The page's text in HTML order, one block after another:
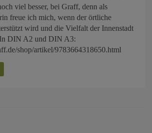
viel besser, bei Graff, denn als
freue ich mich, wenn der örtliche
wird und die Vielfalt der Innenstadt
DIN A2 und DIN A3:
shop/artikel/9783664318650.html